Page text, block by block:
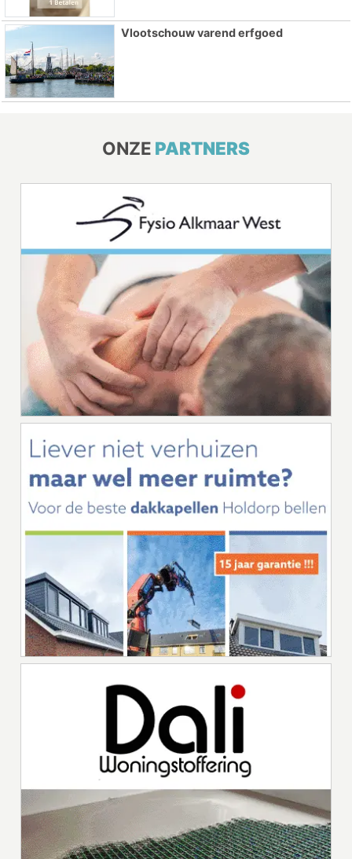
Vlootschouw varend erfgoed
ONZE PARTNERS